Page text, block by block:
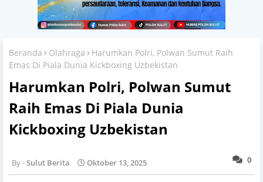
Beranda Olahraga
Harumkan Polri, Polwan Sumut Raih
Emas Di Piala Dunia Kickboxing Uzbekistan
Harumkan Polri, Polwan Sumut
Raih Emas Di Piala Dunia
Kickboxing Uzbekistan
0
Sulut Berita Oktober 13, 2025